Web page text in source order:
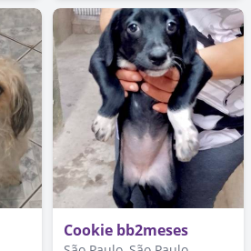
Cookie bb2meses